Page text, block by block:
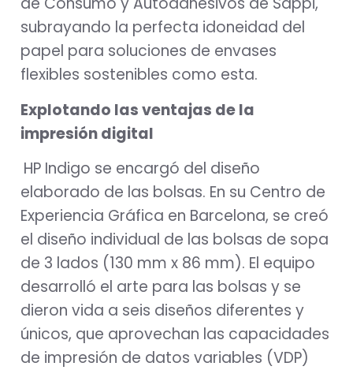
subrayando la perfecta idoneidad del
papel para soluciones de envases
flexibles sostenibles como esta.
Explotando las ventajas de la
impresión digital
HP Indigo se encargó del diseño
elaborado de las bolsas. En su Centro de
Experiencia Gráfica en Barcelona, se creó
el diseño individual de las bolsas de sopa
de 3 lados (130 mm x 86 mm). El equipo
desarrolló el arte para las bolsas y se
dieron vida a seis diseños diferentes y
únicos, que aprovechan las capacidades
de impresión de datos variables (VDP)